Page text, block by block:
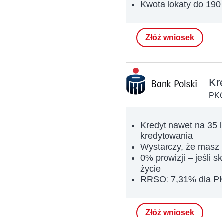
Kwota lokaty do 190
Złóż wniosek
Kredyt nawet na 35
kredytowania
Wystarczy, że masz
0% prowizji – jeśli
życie
RRSO: 7,31% dla
Złóż wniosek